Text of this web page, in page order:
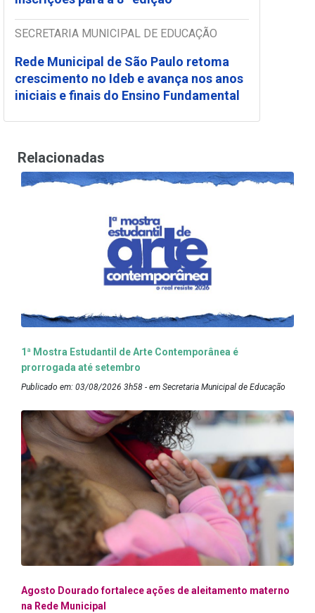
SECRETARIA MUNICIPAL DE EDUCAÇÃO
Rede Municipal de São Paulo retoma
crescimento no Ideb e avança nos anos
iniciais e finais do Ensino Fundamental
Relacionadas
1ª Mostra Estudantil de Arte Contemporânea é
prorrogada até setembro
Publicado em: 03/08/2026 3h58 - em Secretaria Municipal de Educação
Agosto Dourado fortalece ações de aleitamento materno
na Rede Municipal